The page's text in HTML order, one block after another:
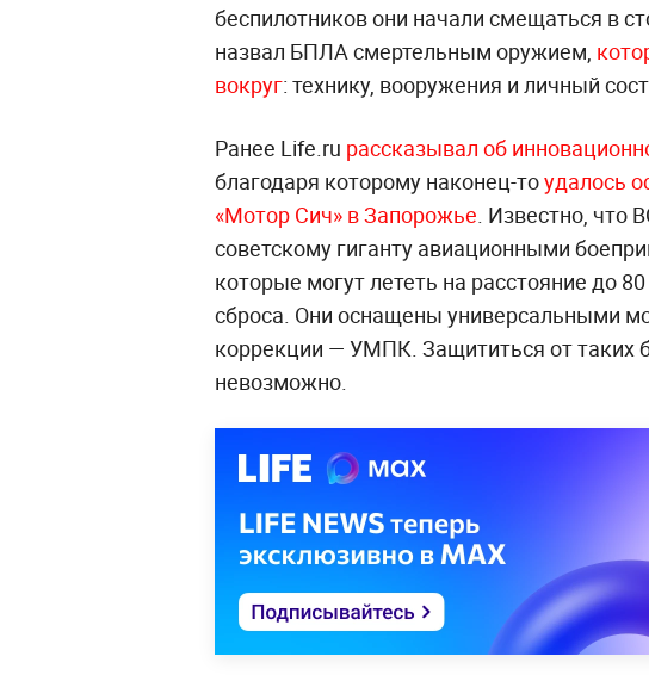
беспилотников они начали смещаться в
назвал БПЛА смертельным оружием,
вокруг: технику, вооружения и личный
Ранее Life.ru рассказывал об
благодаря которому наконец-тоудалось
«Мотор Сич» в Запорожье. Известно, что
советскому гиганту авиационными
которые могут лететь на расстояние до
сброса. Они оснащены универсальными
коррекции — УМПК. Защититься от таких
невозможно.